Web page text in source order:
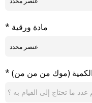
* مادة ورقية
* الكمية (موك من من من)